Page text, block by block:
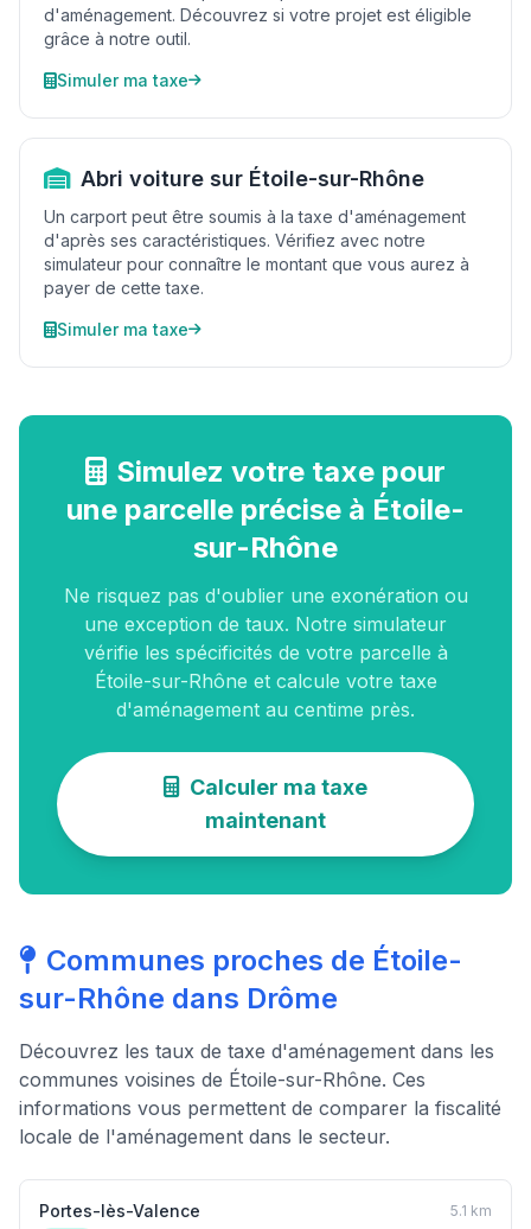
d'aménagement. Découvrez si votre projet est éligible
grâce à notre outil.
Simuler ma taxe
Abri voiture sur Étoile-sur-Rhône
Un carport peut être soumis à la taxe d'aménagement
d'après ses caractéristiques. Vérifiez avec notre
simulateur pour connaître le montant que vous aurez à
payer de cette taxe.
Simuler ma taxe
Simulez votre taxe pour
une parcelle précise à Étoile-
sur-Rhône
Ne risquez pas d'oublier une exonération ou
une exception de taux. Notre simulateur
vérifie les spécificités de votre parcelle à
Étoile-sur-Rhône et calcule votre taxe
d'aménagement au centime près.
Calculer ma taxe
maintenant
Communes proches de Étoile-
sur-Rhône dans Drôme
Découvrez les taux de taxe d'aménagement dans les
communes voisines de Étoile-sur-Rhône. Ces
informations vous permettent de comparer la fiscalité
locale de l'aménagement dans le secteur.
Portes-lès-Valence
5.1 km